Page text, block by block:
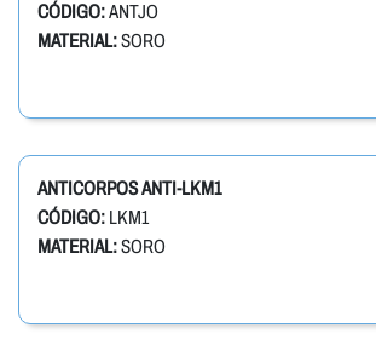
CÓDIGO:ANTJO
MATERIAL:SORO
ANTICORPOS ANTI-LKM1
CÓDIGO: LKM1
MATERIAL:SORO